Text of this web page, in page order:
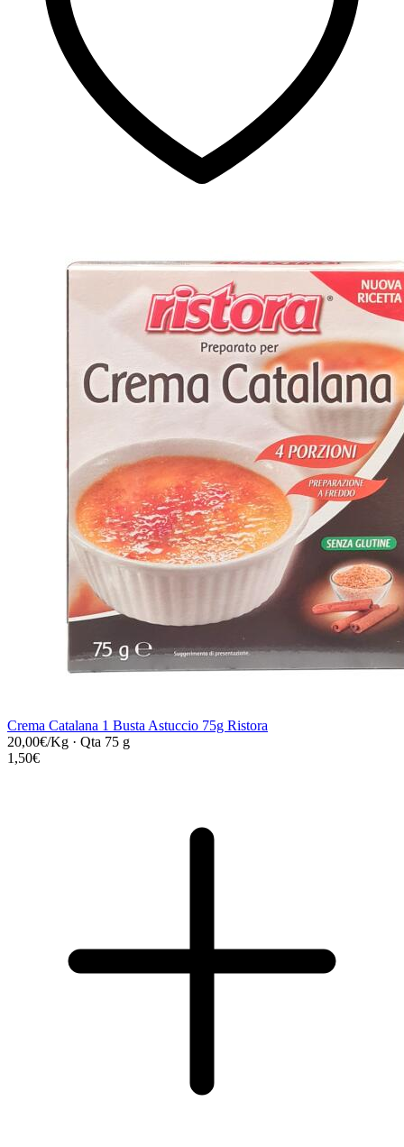
Crema Catalana 1 Busta Astuccio 75g Ristora
20,00€/Kg · Qta 75 g
1,50€